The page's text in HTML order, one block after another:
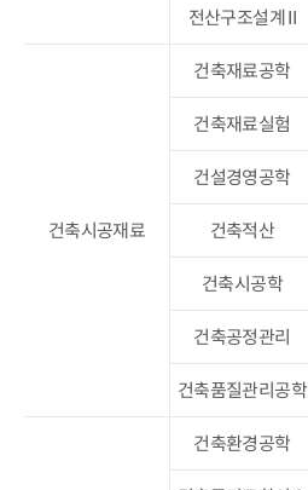
전산구조설계 II
건축시공재료
건축재료공학
건축재료실험
건설경영공학
건축적산
건축시공학
건축공정관리
건축품질관리공학
건축환경공학